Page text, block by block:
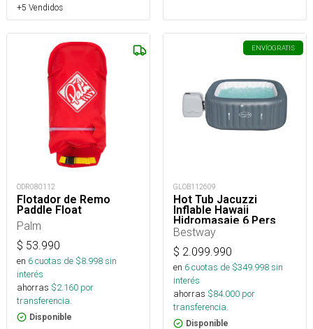
+5 Vendidos
ODR080112
Flotador de Remo
Paddle Float
Palm
$ 53.990
en 6cuotas de $8.998sin
interés
ahorras $2.160 por
transferencia.
Disponible
ENVÍOGRATIS
GLOB112609
Hot Tub Jacuzzi
Inflable Hawaii
Hidromasaje 6 Pers
Bestway
$ 2.099.990
en 6cuotas de $349.998sin
interés
ahorras $84.000 por
transferencia.
Disponible